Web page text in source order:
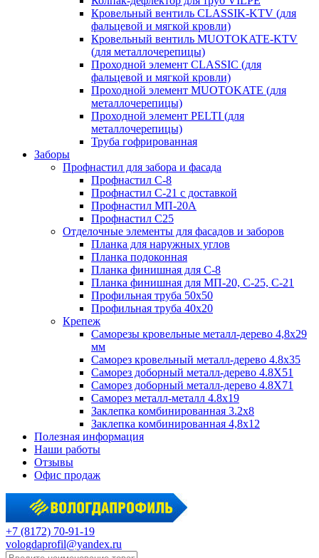
Кровельный вентиль CLASSIK-KTV (для
фальцевой и мягкой кровли)
Кровельный вентиль MUOTOKATE-KTV
(для металлочерепицы)
Проходной элемент CLASSIC (для
фальцевой и мягкой кровли)
Проходной элемент MUOTOKATE (для
металлочерепицы)
Проходной элемент PELTI (для
металлочерепицы)
Труба гофрированная
Заборы
Профнастил для забора и фасада
Профнастил С-8
Профнастил С-21 с доставкой
Профнастил МП-20А
Профнастил С25
Отделочные элементы для фасадов и заборов
Планка для наружных углов
Планка подоконная
Планка финишная для С-8
Планка финишная для МП-20, С-25, С-21
Профильная труба 50x50
Профильная труба 40x20
Крепеж
Саморезы кровельные металл-дерево 4,8х29
мм
Саморез кровельный металл-дерево 4.8x35
Саморез доборный металл-дерево 4.8X51
Саморез доборный металл-дерево 4.8X71
Саморез металл-металл 4.8x19
Заклепка комбинированная 3.2x8
Заклепка комбинированная 4,8x12
Полезная информация
Наши работы
Отзывы
Офис продаж
+7 (8172) 70-91-19
vologdaprofil@yandex.ru